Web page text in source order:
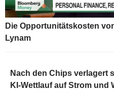
Die Opportunitätskosten
Lynam
Nach den Chips verlagert
KI-Wettlauf auf Strom und